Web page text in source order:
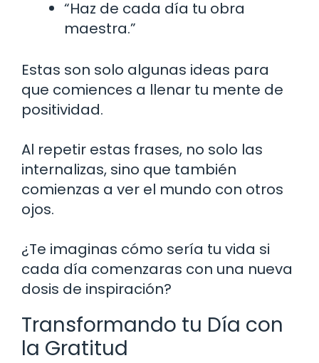
“Haz de cada día tu obra
maestra.”
Estas son solo algunas ideas para
que comiences a llenar tu mente de
positividad.
Al repetir estas frases, no solo las
internalizas, sino que también
comienzas a ver el mundo con otros
ojos.
¿Te imaginas cómo sería tu vida si
cada día comenzaras con una nueva
dosis de inspiración?
Transformando tu Día con
la Gratitud